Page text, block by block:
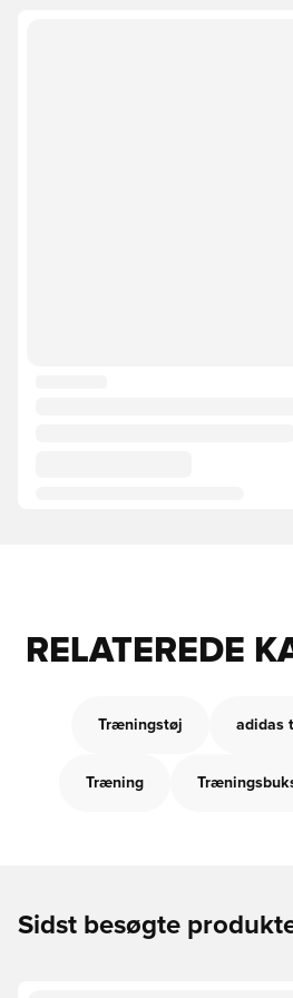
RELATEREDE
Træningstøj adidas
Træning
Sidst besøgte